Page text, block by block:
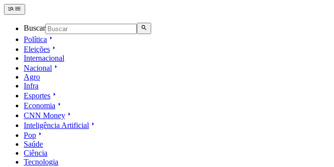
Buscar
Política
Eleições
Internacional
Nacional
Agro
Infra
Esportes
Economia
CNN Money
Inteligência Artificial
Pop
Saúde
Ciência
Tecnologia